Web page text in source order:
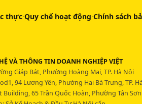
thực·Quy chế hoạt động·Chính sách
VÀ THÔNG TIN DOANH NGHIỆP VIỆT
Giáp Bát, Phường Hoàng Mai, TP. Hà Nội
94 Lương Yên, Phường Hai Bà Trưng, TP.
Building, 65 Trần Quốc Hoàn, Phường Tân